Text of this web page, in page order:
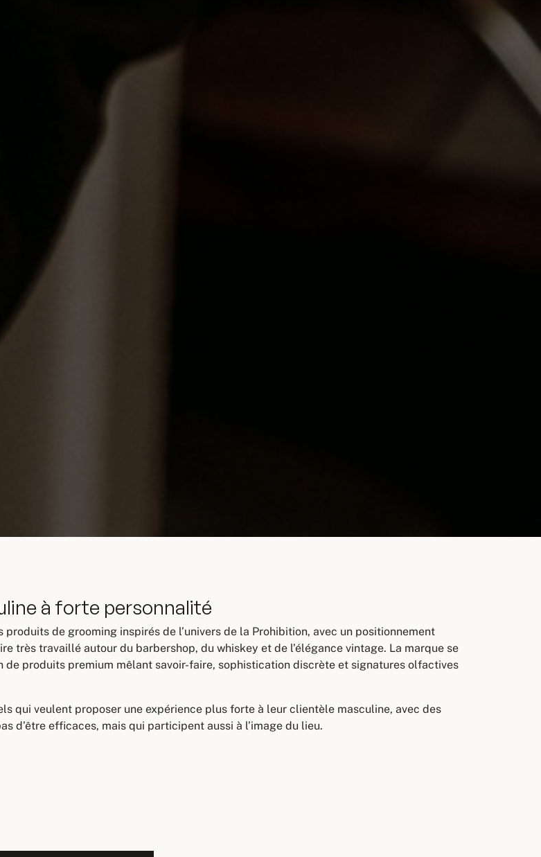
à forte personnalité
produits de grooming inspirés de l’univers de la Prohibition, avec un positionnement
très travaillé autour du barbershop, du whiskey et de l’élégance vintage. La marque se
de produits premium mêlant savoir-faire, sophistication discrète et signatures olfactives
qui veulent proposer une expérience plus forte à leur clientèle masculine, avec des
d’être efficaces, mais qui participent aussi à l’image du lieu.